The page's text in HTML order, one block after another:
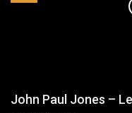
John Paul Jones –